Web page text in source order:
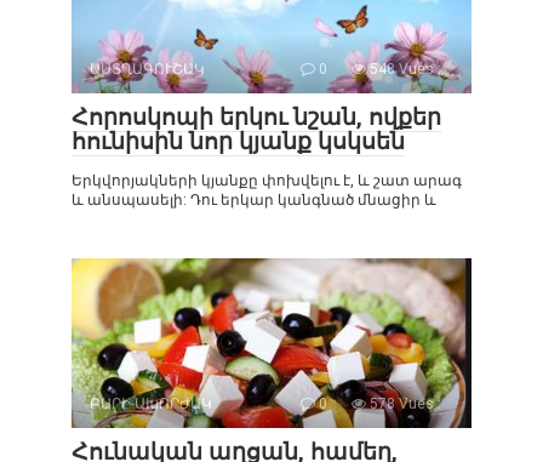
ԱՍՏՂԱԳՈՒՇԱԿ 0 548 Vues :
Հորոսկոպի երկու նշան, ովքեր
հունիսին նոր կյանք կսկսեն
Երկվորյակների կյանքը փոխվելու է, և շատ արագ
և անսպասելի: Դու երկար կանգնած մնացիր և
ԲԱՐԻ ԱԽՈՐԺԱԿ 0 578 Vues :
Հունական աղցան, համեղ,